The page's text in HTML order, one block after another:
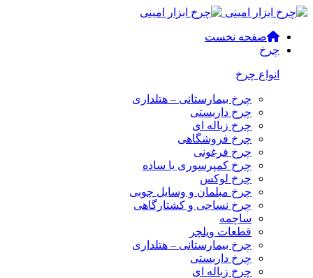
صفحه نخست
چرخ
انواع چرخ
چرخ بیمارستانی – هتلداری
چرخ داربستی
چرخ زباله ای
چرخ فروشگاهی
چرخ فرغونی
چرخ کمپرسوری یا ساده
چرخ لوکس
چرخ مبلمان و وسایل چوبی
چرخ نساجی و کشتارگاهی
ساچمه
قطعات ویلچر
چرخ بیمارستانی – هتلداری
چرخ داربستی
چرخ زباله ای